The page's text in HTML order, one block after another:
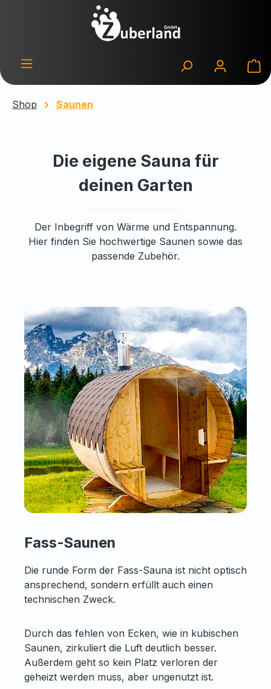
Zum Hauptinhalt springen
Shop Saunen
Die eigene Sauna für
deinen Garten
Der Inbegriff von Wärme und Entspannung.
Hier finden Sie hochwertige Saunen sowie das
passende Zubehör.
Fass-Saunen
Die runde Form der Fass-Sauna ist nicht optisch
ansprechend, sondern erfüllt auch einen
technischen Zweck.
Durch das fehlen von Ecken, wie in kubischen
Saunen, zirkuliert die Luft deutlich besser.
Außerdem geht so kein Platz verloren der
geheizt werden muss, aber ungenutzt ist.